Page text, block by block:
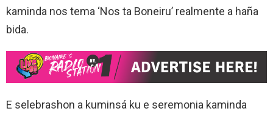
kaminda nos tema ‘Nos ta Boneiru’ realmente a haña
bida.
E selebrashon a kuminsá ku e seremonia kaminda